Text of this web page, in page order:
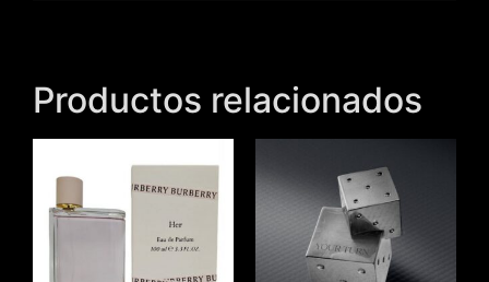
Productos relacionados